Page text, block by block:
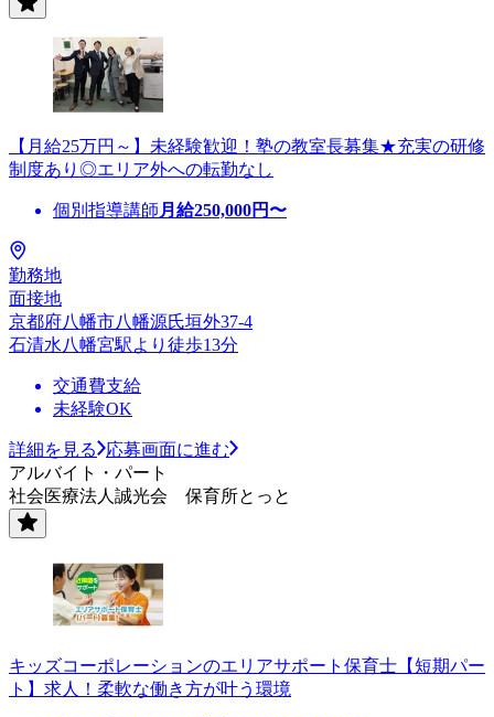
【月給25万円～】未経験歓迎！塾の教室長募集★充実の研修
制度あり◎エリア外への転勤なし
個別指導講師 月給250,000円〜
勤務地
面接地
京都府八幡市八幡源氏垣外37-4
石清水八幡宮駅より徒歩13分
交通費支給
未経験OK
詳細を見る
応募画面に進む
アルバイト・パート
社会医療法人誠光会 保育所とっと
キッズコーポレーションのエリアサポート保育士【短期パー
ト】求人！柔軟な働き方が叶う環境